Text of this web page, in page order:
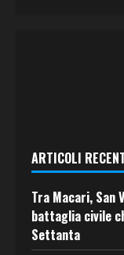
ARTICOLI
Tra Macari, San
battaglia civile
Settanta